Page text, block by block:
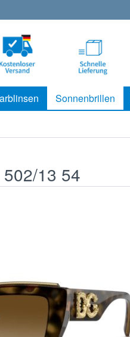
Sonnenbrillen
13 54